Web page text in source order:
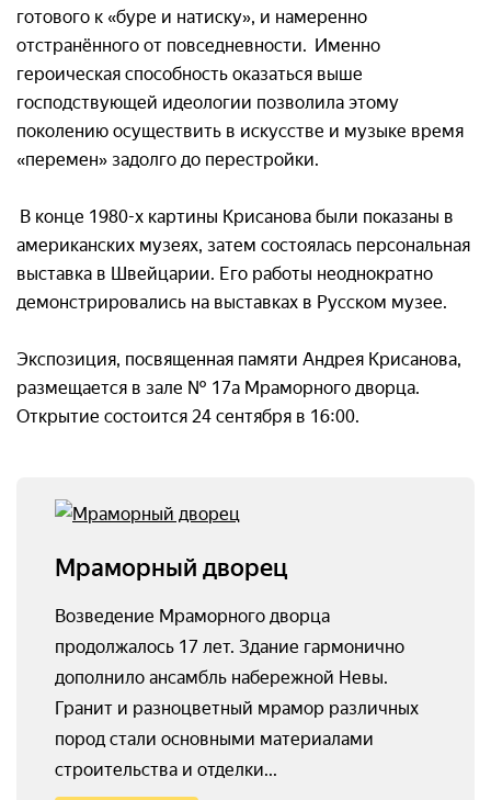
готового к «буре и натиску», и намеренно
отстранённого от повседневности. Именно
героическая способность оказаться выше
господствующей идеологии позволила этому
поколению осуществить в искусстве и музыке время
«перемен» задолго до перестройки.
В конце 1980-х картины Крисанова были показаны в
американских музеях, затем состоялась персональная
выставка в Швейцарии. Его работы неоднократно
демонстрировались на выставках в Русском музее.
Экспозиция, посвященная памяти Андрея Крисанова,
размещается в зале № 17а Мраморного дворца.
Открытие состоится 24 сентября в 16:00.
Мраморный дворец
Возведение Мраморного дворца
продолжалось 17 лет. Здание гармонично
дополнило ансамбль набережной Невы.
Гранит и разноцветный мрамор различных
пород стали основными материалами
строительства и отделки...